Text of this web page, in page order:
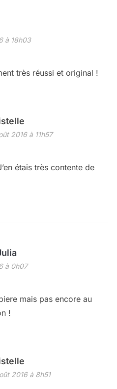
à 18h03
très réussi et original !
2016 à 11h57
étais très contente de
à 0h07
mais pas encore au
!
2016 à 8h51